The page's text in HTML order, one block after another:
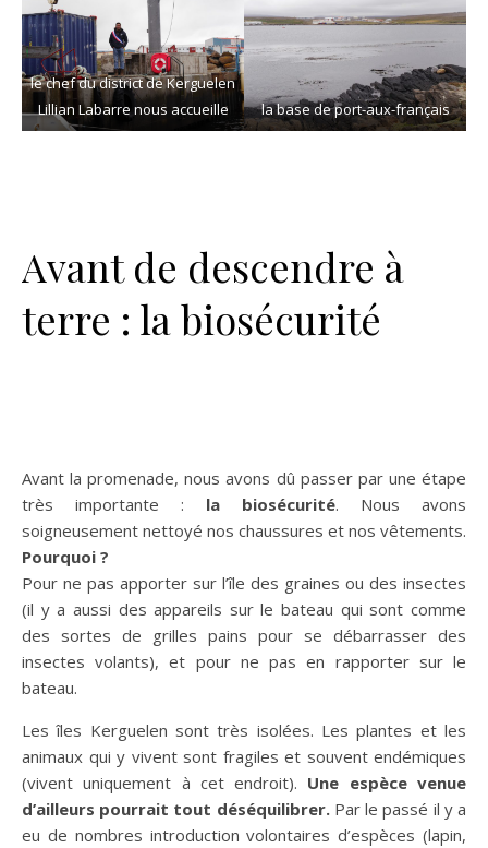
le chef du district de Kerguelen
Lillian Labarre nous accueille
la base de port-aux-français
Avant de descendre à
terre : la biosécurité
Avant la promenade, nous avons dû passer par une étape
très importante : la biosécurité. Nous avons
soigneusement nettoyé nos chaussures et nos vêtements.
Pourquoi ?
Pour ne pas apporter sur l’île des graines ou des insectes
(il y a aussi des appareils sur le bateau qui sont comme
des sortes de grilles pains pour se débarrasser des
insectes volants), et pour ne pas en rapporter sur le
bateau.
Les îles Kerguelen sont très isolées. Les plantes et les
animaux qui y vivent sont fragiles et souvent endémiques
(vivent uniquement à cet endroit). Une espèce venue
d’ailleurs pourrait tout déséquilibrer.Par le passé il y a
eu de nombres introduction volontaires d’espèces (lapin,